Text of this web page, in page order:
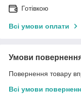
Готівкою
Всі умови оплати
Умови
Повернення товару
Всі умови